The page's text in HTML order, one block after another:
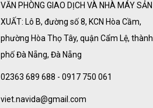
VĂN PHÒNG GIAO DỊCH VÀ NHÀ MÁY SẢN
XUẤT: Lô B, đường số 8, KCN Hòa Cầm,
phường Hòa Thọ Tây, quận Cẩm Lệ, thành
phố Đà Nẵng, Đà Nẵng
02363 689 688 - 0917 750 061
viet.navida@gmail.com